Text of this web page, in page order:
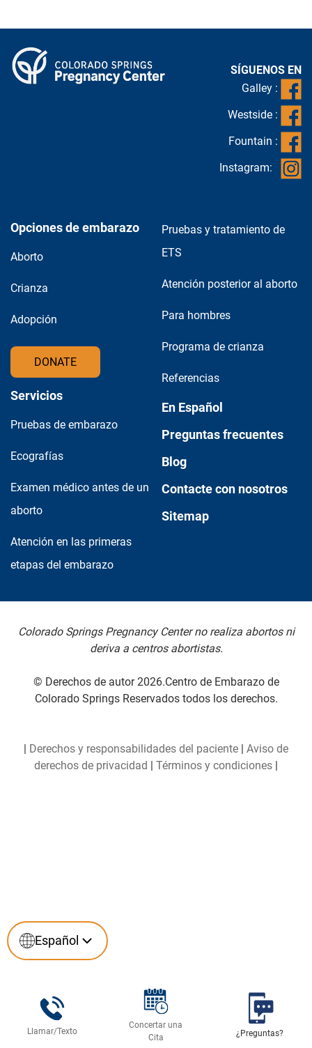
Español
SÍGUENOS EN
Galley :
Westside :
Fountain :
Instagram:
Opciones de embarazo
Aborto
Crianza
Adopción
DONATE
Servicios
Pruebas de embarazo
Ecografías
Examen médico antes de un
aborto
Atención en las primeras
etapas del embarazo
Pruebas y tratamiento de
ETS
Atención posterior al aborto
Para hombres
Programa de crianza
Referencias
En Español
Preguntas frecuentes
Blog
Contacte con nosotros
Sitemap
Colorado Springs Pregnancy Center no realiza abortos ni
deriva a centros abortistas.
© Derechos de autor 2026.Centro de Embarazo de
Colorado Springs Reservados todos los derechos.
| Derechos y responsabilidades del paciente | Aviso de
derechos de privacidad | Términos y condiciones |
Llamar/Texto
Concertar una
Cita
¿Preguntas?
( Inglés